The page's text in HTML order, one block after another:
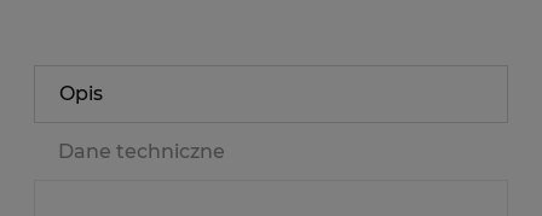
Opis
Dane techniczne